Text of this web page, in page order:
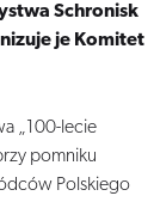
Schronisk
je Komitet
„100-lecie
pomniku
Polskiego